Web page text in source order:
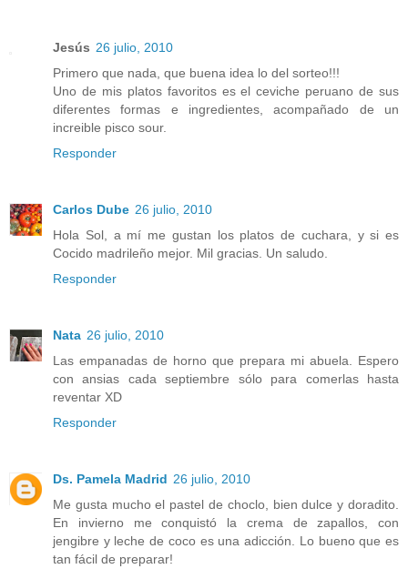
Jesús 26 julio, 2010
Primero que nada, que buena idea lo del sorteo!!!
Uno de mis platos favoritos es el ceviche peruano de sus
diferentes formas e ingredientes, acompañado de un
increible pisco sour.
Responder
Carlos Dube 26 julio, 2010
Hola Sol, a mí me gustan los platos de cuchara, y si es
Cocido madrileño mejor. Mil gracias. Un saludo.
Responder
Nata 26 julio, 2010
Las empanadas de horno que prepara mi abuela. Espero
con ansias cada septiembre sólo para comerlas hasta
reventar XD
Responder
Ds. Pamela Madrid 26 julio, 2010
Me gusta mucho el pastel de choclo, bien dulce y doradito.
En invierno me conquistó la crema de zapallos, con
jengibre y leche de coco es una adicción. Lo bueno que es
tan fácil de preparar!